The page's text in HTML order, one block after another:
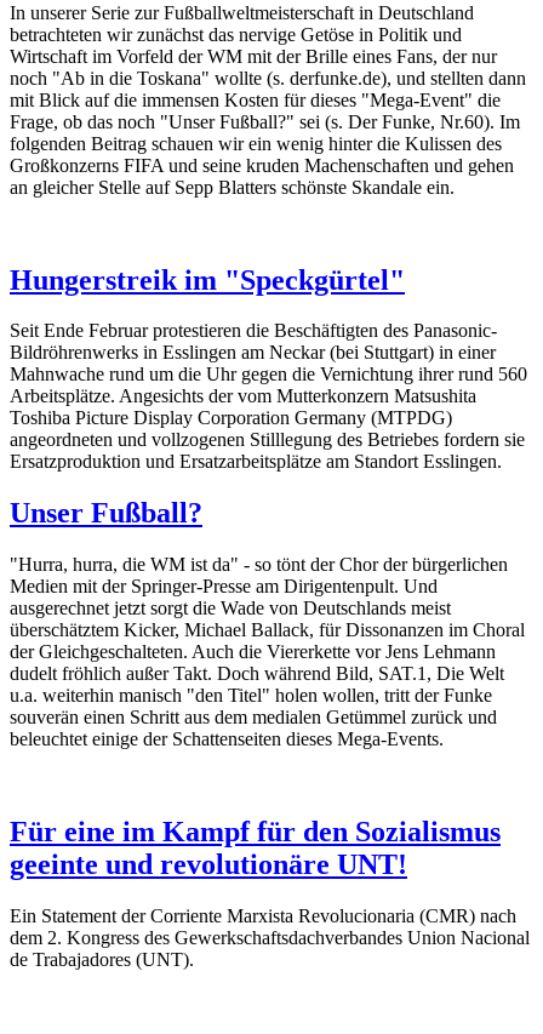
In unserer Serie zur Fußballweltmeisterschaft in Deutschland
betrachteten wir zunächst das nervige Getöse in Politik und
Wirtschaft im Vorfeld der WM mit der Brille eines Fans, der nur
noch "Ab in die Toskana" wollte (s. derfunke.de), und stellten dann
mit Blick auf die immensen Kosten für dieses "Mega-Event" die
Frage, ob das noch "Unser Fußball?" sei (s. Der Funke, Nr.60). Im
folgenden Beitrag schauen wir ein wenig hinter die Kulissen des
Großkonzerns FIFA und seine kruden Machenschaften und gehen
an gleicher Stelle auf Sepp Blatters schönste Skandale ein.
Hungerstreik im "Speckgürtel"
Seit Ende Februar protestieren die Beschäftigten des Panasonic-
Bildröhrenwerks in Esslingen am Neckar (bei Stuttgart) in einer
Mahnwache rund um die Uhr gegen die Vernichtung ihrer rund 560
Arbeitsplätze. Angesichts der vom Mutterkonzern Matsushita
Toshiba Picture Display Corporation Germany (MTPDG)
angeordneten und vollzogenen Stilllegung des Betriebes fordern sie
Ersatzproduktion und Ersatzarbeitsplätze am Standort Esslingen.
Unser Fußball?
"Hurra, hurra, die WM ist da" - so tönt der Chor der bürgerlichen
Medien mit der Springer-Presse am Dirigentenpult. Und
ausgerechnet jetzt sorgt die Wade von Deutschlands meist
überschätztem Kicker, Michael Ballack, für Dissonanzen im Choral
der Gleichgeschalteten. Auch die Viererkette vor Jens Lehmann
dudelt fröhlich außer Takt. Doch während Bild, SAT.1, Die Welt
u.a. weiterhin manisch "den Titel" holen wollen, tritt der Funke
souverän einen Schritt aus dem medialen Getümmel zurück und
beleuchtet einige der Schattenseiten dieses Mega-Events.
Für eine im Kampf für den Sozialismus
geeinte und revolutionäre UNT!
Ein Statement der Corriente Marxista Revolucionaria (CMR) nach
dem 2. Kongress des Gewerkschaftsdachverbandes Union Nacional
de Trabajadores (UNT).